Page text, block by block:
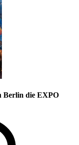
Berlin die EXPO